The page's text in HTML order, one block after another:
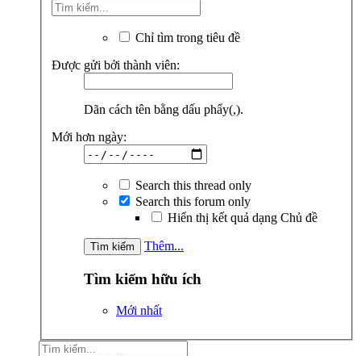
Chỉ tìm trong tiêu đề
Được gửi bởi thành viên:
Dãn cách tên bằng dấu phẩy(,).
Mới hơn ngày:
Search this thread only
Search this forum only
Hiển thị kết quả dạng Chủ đề
Thêm...
Tìm kiếm hữu ích
Mới nhất